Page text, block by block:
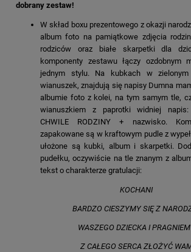
dobrany zestaw!
W skład boxu prezentowego z okazji
album foto na pamiątkowe zdjęcia
rodziców oraz białe skarpetki dla
komponenty zestawu łączy ozdobnym
jednym stylu. Na kubkach w
wianuszek, znajdują się napisy Dumna
albumie foto z kolei, na tym samym tle,
wianuszkiem z paprotki widniej napis:
CHWILE RODZINY + nazwisko.
zapakowane są w kraftowym pudle z
ułożone są kubki, album i skarpetki.
pudełku, oczywiście na tle znanym z
tekst o charakterze gratulacji:
KOCHANI
BARDZO CIESZYMY SIĘ Z
WASZEGO DZIECKA I
Z CAŁEGO SERCA ZŁOŻYĆ